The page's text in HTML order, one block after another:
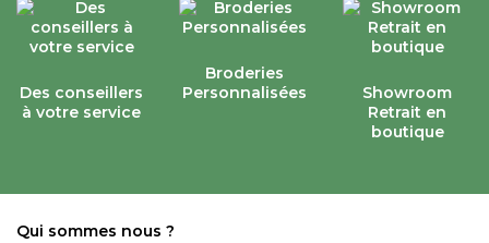
Des conseillers
à votre service
Broderies
Personnalisées
Showroom
Retrait en
boutique
Qui sommes nous ?